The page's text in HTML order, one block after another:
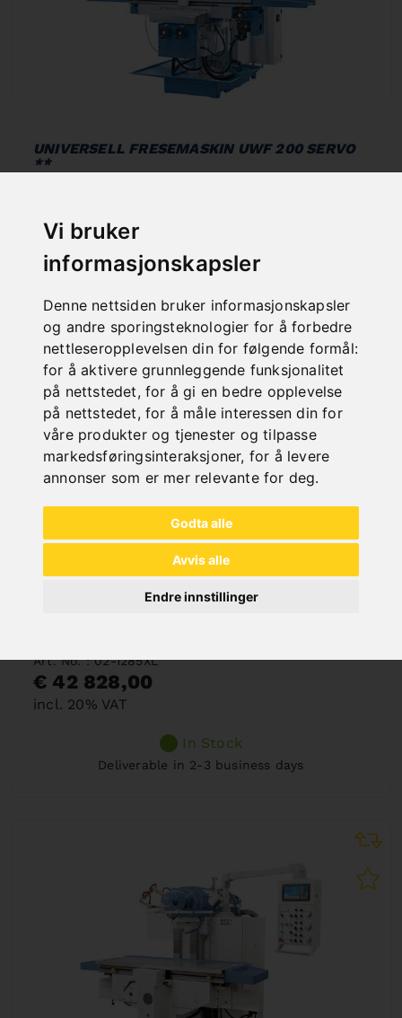
Vi bruker
informasjonskapsler
Denne nettsiden bruker informasjonskapsler
og andre sporingsteknologier for å forbedre
nettleseropplevelsen din for følgende formål:
for å aktivere grunnleggende funksjonalitet
på nettstedet,for å gi en bedre opplevelse
på nettstedet,for å måle interessen din for
våre produkter og tjenester og tilpasse
markedsføringsinteraksjoner, for å levere
annonser som er mer relevante for deg.
Godta alle
Avvis alle
Endre innstillinger
UNIVERSELL FRESEMASKIN UWF 200 SERVO
**
incl. 20% VAT
Out of Stock
Art. No. : 02-1285XL
€ 42 828,00
incl. 20% VAT
In Stock
Deliverable in 2-3 business days